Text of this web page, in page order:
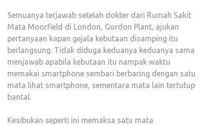
Semuanya terjawab setelah dokter dari Rumah Sakit
Mata Moorfield di London, Gordon Plant, ajukan
pertanyaan kapan gejala kebutaan disamping itu
berlangsung. Tidak diduga keduanya keduanya sama
menjawab apabila kebutaan itu nampak waktu
memakai smartphone sembari berbaring dengan satu
mata lihat smartphone, sementara mata lain tertutup
bantal.
Kesibukan seperti ini memaksa satu mata